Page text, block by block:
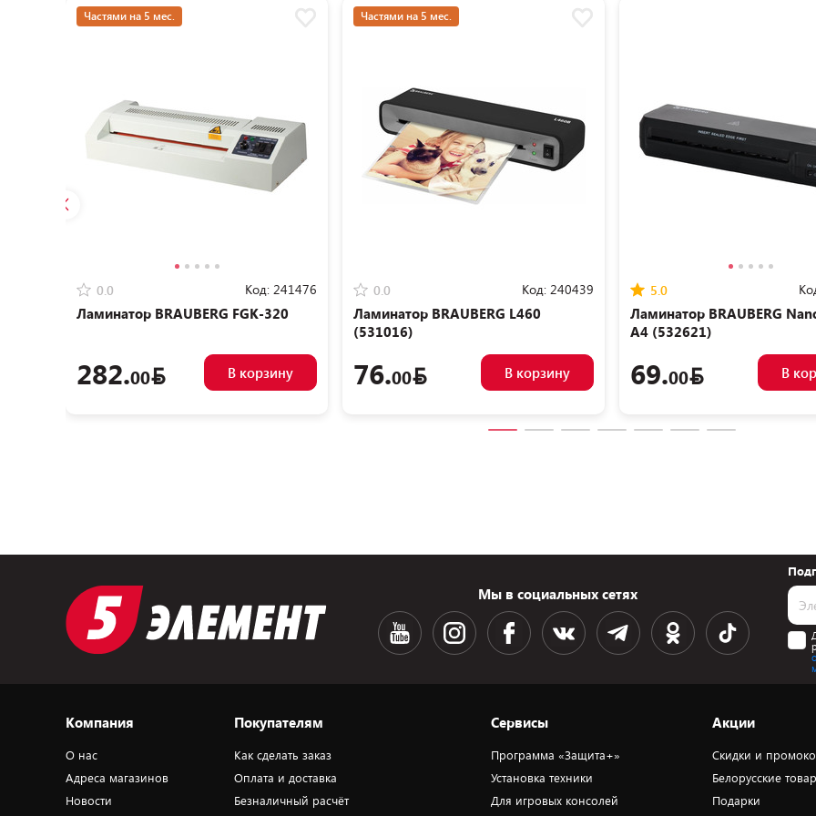
Частями на 5 мес.
0.0 Код: 241476
Ламинатор BRAUBERG FGK-320
282.00 В корзину
Частями на 5 мес.
0.0 Код: 240439
Ламинатор BRAUBERG L460
(531016)
76.00 В корзину
5.0
Ламинатор BRAUBERG
A4 (532621)
69.00 В
Мы в социальных сетях
Компания
О нас
Адреса магазинов
Новости
Покупателям
Как сделать заказ
Оплата и доставка
Безналичный расчёт
Сервисы
Программа «Защита+»
Установка техники
Для игровых консолей
Акции
Скидки и
Белорусские
Подарки